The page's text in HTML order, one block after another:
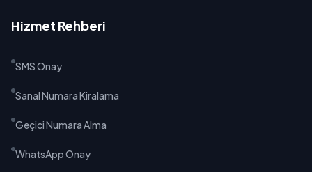
Hizmet Rehberi
SMS Onay
Sanal Numara Kiralama
Geçici Numara Alma
WhatsApp Onay